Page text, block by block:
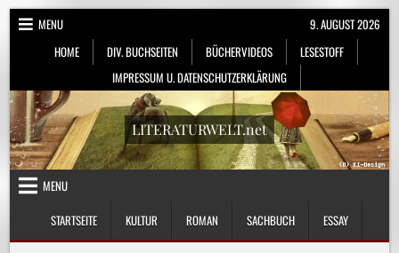
Skip
MENU
HOME
DIV. BUCHSEITEN BÜCHERVIDEOS
LESESTOFF
IMPRESSUM U. DATENSCHUTZERKLÄRUNG
9. AUGUST 2026
LITERATURWELT.net
MENU
STARTSEITE
KULTUR ROMAN SACHBUCH ESSAY